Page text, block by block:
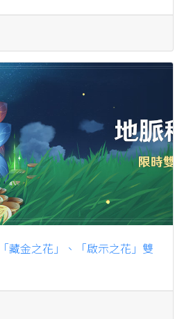
藏金之花」、「啟示之花」雙